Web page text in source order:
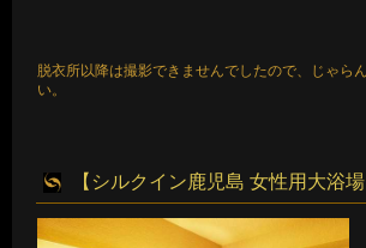
脱衣所以降は撮影できませんでしたので、じゃら
い。
【シルクイン鹿児島 女性用大浴場